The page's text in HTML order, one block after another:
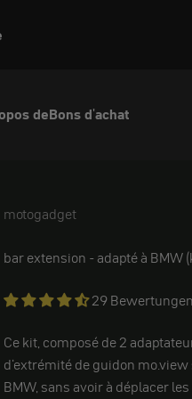
deBons d'achat
motogadget
motogadget
bar extension - adapté à BMW
29 Bewertungen
Ce kit, composé de 2
d'extrémité de guidon
BMW, sans avoir à déplacer